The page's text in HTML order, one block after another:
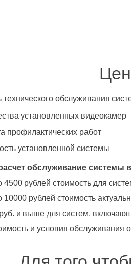
технического обслуживания
установленных видеокамер
профилактических работ
установленной системы
обслуживание системы
4500 рублей стоимость для
10000 рублей стоимость
и выше для систем,
и условия обслуживания